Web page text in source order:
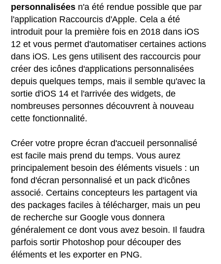
personnalisées n'a été rendue possible que par
l'application Raccourcis d'Apple. Cela a été
introduit pour la première fois en 2018 dans iOS
12 et vous permet d'automatiser certaines actions
dans iOS. Les gens utilisent des raccourcis pour
créer des icônes d'applications personnalisées
depuis quelques temps, mais il semble qu'avec la
sortie d'iOS 14 et l'arrivée des widgets, de
nombreuses personnes découvrent à nouveau
cette fonctionnalité.
Créer votre propre écran d'accueil personnalisé
est facile mais prend du temps. Vous aurez
principalement besoin des éléments visuels : un
fond d'écran personnalisé et un pack d'icônes
associé. Certains concepteurs les partagent via
des packages faciles à télécharger, mais un peu
de recherche sur Google vous donnera
généralement ce dont vous avez besoin. Il faudra
parfois sortir Photoshop pour découper des
éléments et les exporter en PNG.